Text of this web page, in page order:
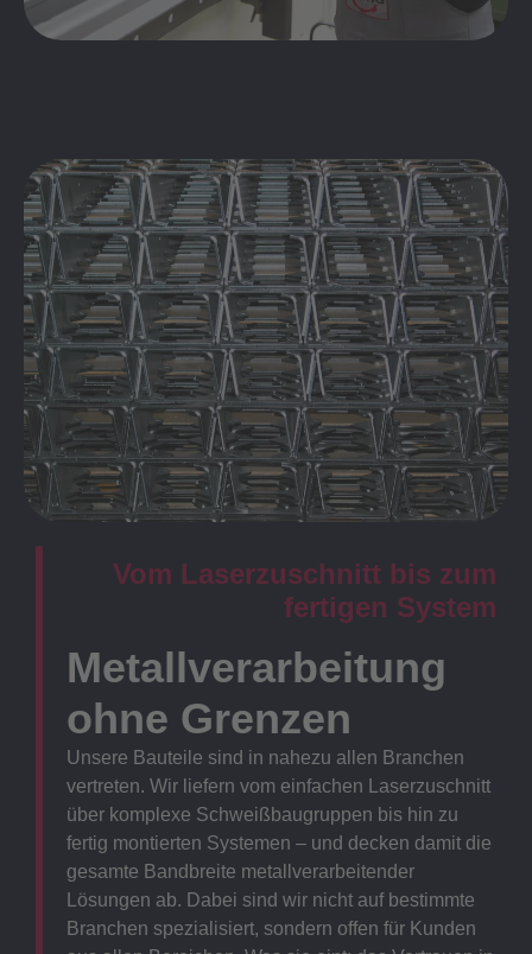
Vom Laserzuschnitt bis zum
fertigen System
Metallverarbeitung
ohne Grenzen
Unsere Bauteile sind in nahezu allen Branchen
vertreten. Wir liefern vom einfachen Laserzuschnitt
über komplexe Schweißbaugruppen bis hin zu
fertig montierten Systemen – und decken damit die
gesamte Bandbreite metallverarbeitender
Lösungen ab. Dabei sind wir nicht auf bestimmte
Branchen spezialisiert, sondern offen für Kunden